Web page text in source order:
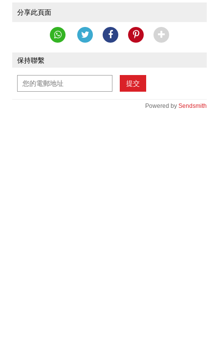
分享此頁面
保持聯繫
提交
Powered by Sendsmith